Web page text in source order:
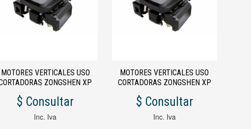
MOTORES VERTICALES USO
ZONGSHEN XP
4,25 HP
$ Consultar
Inc. Iva
MOTORES VERTICALES USO
CORTADORAS ZONGSHEN XP
HP
$ Consultar
Inc. Iva